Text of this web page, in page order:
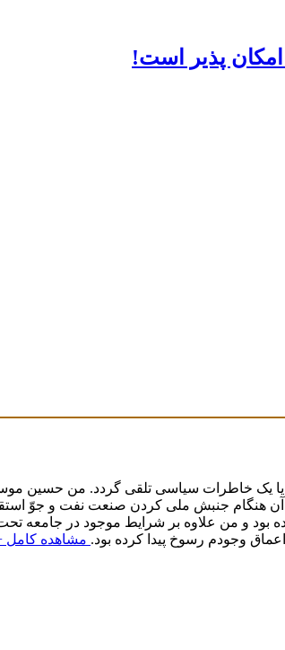
پذیر است!
در آن هنگام جنبش ملی کردن صنعت نفت و جوّ
و من علاوه بر شرایط موجود در جامعه تحت
وجودم رسوخ پیدا کرده بود. مشاهده کامل